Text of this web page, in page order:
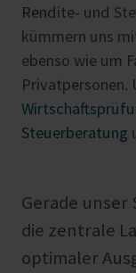
Rendite- und
kümmern uns
ebenso wie um
Privatpersonen.
Steuerberatung
Gerade
die zentrale
optimaler